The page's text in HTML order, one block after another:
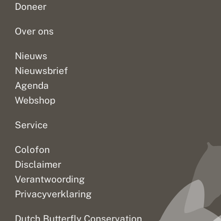
en...
Doneer
Over ons
Nieuws
Nieuwsbrief
Agenda
Webshop
Service
Colofon
Disclaimer
Verantwoording
Privacyverklaring
Dutch Butterfly Conservation